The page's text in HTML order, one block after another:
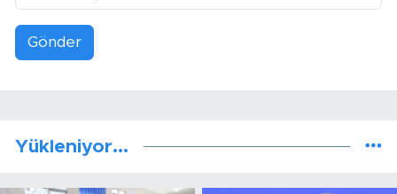
Gönder
Yükleniyor...